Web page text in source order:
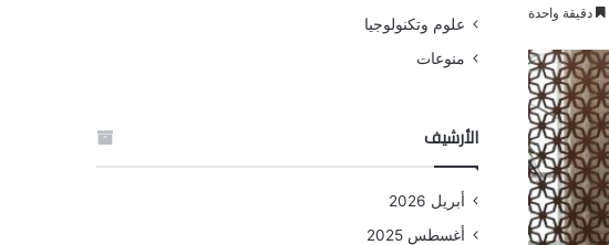
دقيقة واحدة
علوم وتكنولوجيا
منوعات
الأرشيف
أبريل 2026
أغسطس 2025